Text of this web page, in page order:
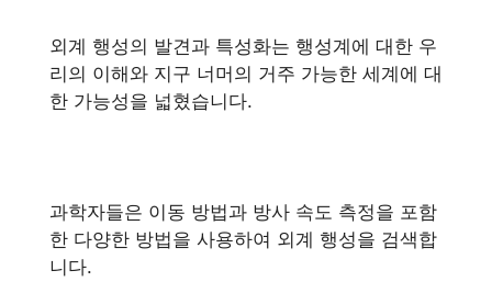
외계 행성의 발견과 특성화는 행성계에 대한 우
리의 이해와 지구 너머의 거주 가능한 세계에 대
한 가능성을 넓혔습니다.
과학자들은 이동 방법과 방사 속도 측정을 포함
한 다양한 방법을 사용하여 외계 행성을 검색합
니다.